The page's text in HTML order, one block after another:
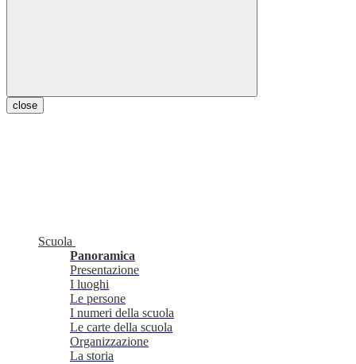
close
Scuola
Panoramica
Presentazione
I luoghi
Le persone
I numeri della scuola
Le carte della scuola
Organizzazione
La storia